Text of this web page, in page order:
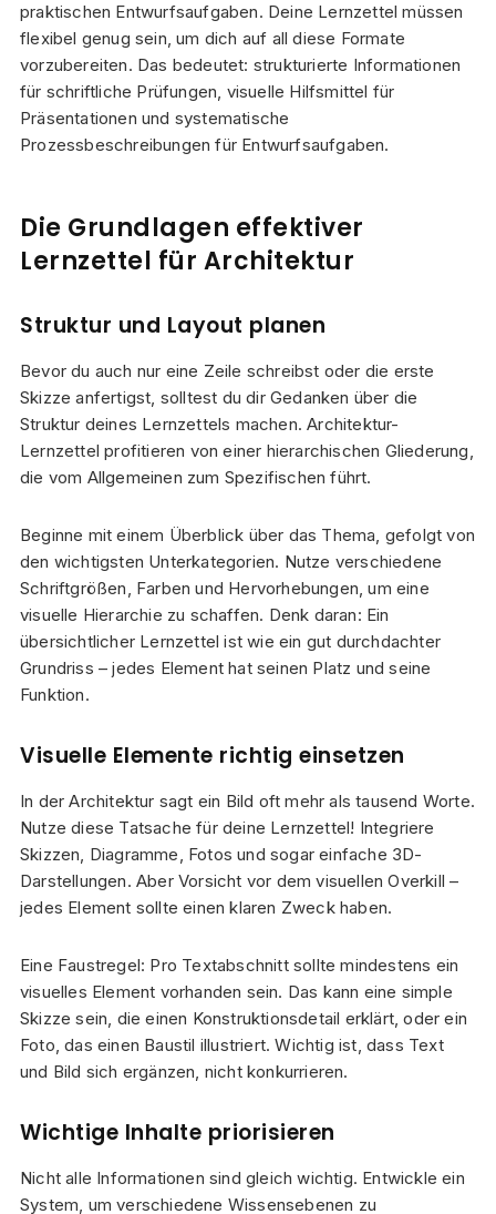
praktischen Entwurfsaufgaben. Deine Lernzettel müssen
flexibel genug sein, um dich auf all diese Formate
vorzubereiten. Das bedeutet: strukturierte Informationen
für schriftliche Prüfungen, visuelle Hilfsmittel für
Präsentationen und systematische
Prozessbeschreibungen für Entwurfsaufgaben.
Die Grundlagen effektiver
Lernzettel für Architektur
Struktur und Layout planen
Bevor du auch nur eine Zeile schreibst oder die erste
Skizze anfertigst, solltest du dir Gedanken über die
Struktur deines Lernzettels machen. Architektur-
Lernzettel profitieren von einer hierarchischen Gliederung,
die vom Allgemeinen zum Spezifischen führt.
Beginne mit einem Überblick über das Thema, gefolgt von
den wichtigsten Unterkategorien. Nutze verschiedene
Schriftgrößen, Farben und Hervorhebungen, um eine
visuelle Hierarchie zu schaffen. Denk daran: Ein
übersichtlicher Lernzettel ist wie ein gut durchdachter
Grundriss – jedes Element hat seinen Platz und seine
Funktion.
Visuelle Elemente richtig einsetzen
In der Architektur sagt ein Bild oft mehr als tausend Worte.
Nutze diese Tatsache für deine Lernzettel! Integriere
Skizzen, Diagramme, Fotos und sogar einfache 3D-
Darstellungen. Aber Vorsicht vor dem visuellen Overkill –
jedes Element sollte einen klaren Zweck haben.
Eine Faustregel: Pro Textabschnitt sollte mindestens ein
visuelles Element vorhanden sein. Das kann eine simple
Skizze sein, die einen Konstruktionsdetail erklärt, oder ein
Foto, das einen Baustil illustriert. Wichtig ist, dass Text
und Bild sich ergänzen, nicht konkurrieren.
Wichtige Inhalte priorisieren
Nicht alle Informationen sind gleich wichtig. Entwickle ein
System, um verschiedene Wissensebenen zu